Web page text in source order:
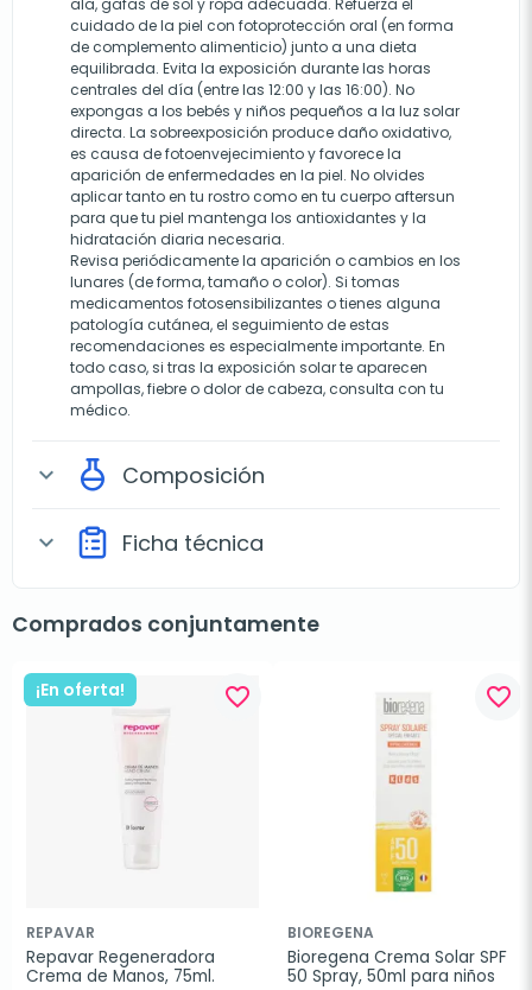
ala, gafas de sol y ropa adecuada. Refuerza el
cuidado de la piel con fotoprotección oral (en forma
de complemento alimenticio) junto a una dieta
equilibrada. Evita la exposición durante las horas
centrales del día (entre las 12:00 y las 16:00). No
expongas a los bebés y niños pequeños a la luz solar
directa. La sobreexposición produce daño oxidativo,
es causa de fotoenvejecimiento y favorece la
aparición de enfermedades en la piel. No olvides
aplicar tanto en tu rostro como en tu cuerpo aftersun
para que tu piel mantenga los antioxidantes y la
hidratación diaria necesaria.
Revisa periódicamente la aparición o cambios en los
lunares (de forma, tamaño o color). Si tomas
medicamentos fotosensibilizantes o tienes alguna
patología cutánea, el seguimiento de estas
recomendaciones es especialmente importante. En
todo caso, si tras la exposición solar te aparecen
ampollas, fiebre o dolor de cabeza, consulta con tu
médico.
expand_more Composición
expand_more Ficha técnica
Comprados conjuntamente
¡En oferta! favorite_border
REPAVAR
Repavar Regeneradora
Crema de Manos, 75ml.
favorite_border
BIOREGENA
Bioregena Crema Solar SPF
50 Spray, 50ml para niños